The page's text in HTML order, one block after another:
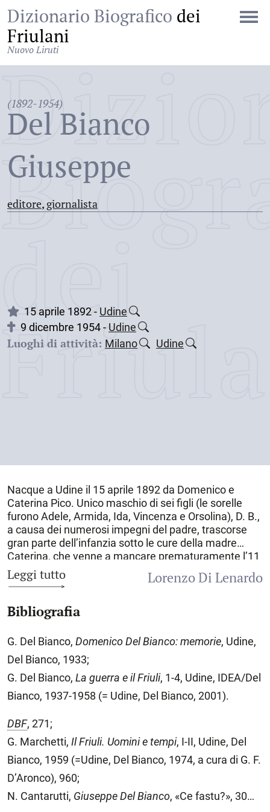
Dizionario Biografico dei
Friulani
Nuovo Liruti
(1892-1954)
Del Bianco
Giuseppe
editore, giornalista
dei
15 aprile 1892 - Udine
9 dicembre 1954 - Udine
Luoghi di attività: Milano Udine
Nacque a Udine il 15 aprile 1892da Domenico e
Caterina Pico. Unico maschio di sei figli (le sorelle
furono Adele, Armida, Ida, Vincenza e Orsolina), D. B.,
a causa dei numerosi impegni del padre, trascorse
gran parte dell’infanzia sotto le cure della madre
Caterina, che venne a mancare prematuramente l’11
novembre 1907. Frequentò l’Istituto tecnico di Udine,
dove nel 1910 conseguì il diploma di ragioniere;
dopo un periodo di apprendistato, venne assunto
ufficialmente come redattore de «La Patria del Friuli»
diretta dal padre: il suo compito iniziale fu quello di
organizzare la redazione pordenonese del giornale.
Allo scoppio del primo conflitto mondiale entrò nel
corpo della Sanità, prestando servizio come
conducente di autoambulanze, e nel corso di questa
esperienza contrasse una grave forma di nefrite in
ospedale. Dopo essere stato dimesso, riprese il
lavoro a «La Patria del Friuli» e, poco prima della
disfatta di Caporetto, il 6 settembre 1917 sposò la
maestra udinese Virginia Nonino. Il 27 ottobre,
mentre Udine stava per essere occupata dall’esercito
austro-ungarico, D. B. abbandonò la città cercando
Leggi tutto
Lorenzo Di Lenardo
Bibliografia
G. Del Bianco, Domenico Del Bianco: memorie, Udine,
Del Bianco, 1933;
G. Del Bianco, La guerra e il Friuli, 1-4, Udine, IDEA/Del
Bianco, 1937-1958 (= Udine, Del Bianco, 2001).
DBF, 271;
G. Marchetti, Il Friuli. Uomini e tempi, I-II, Udine, Del
Bianco, 1959 (=Udine, Del Bianco, 1974, a cura di G. F.
D’Aronco), 960;
N. Cantarutti, Giuseppe Del Bianco, «Ce fastu?», 30